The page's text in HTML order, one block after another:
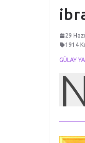
29
1914
GÜLAY